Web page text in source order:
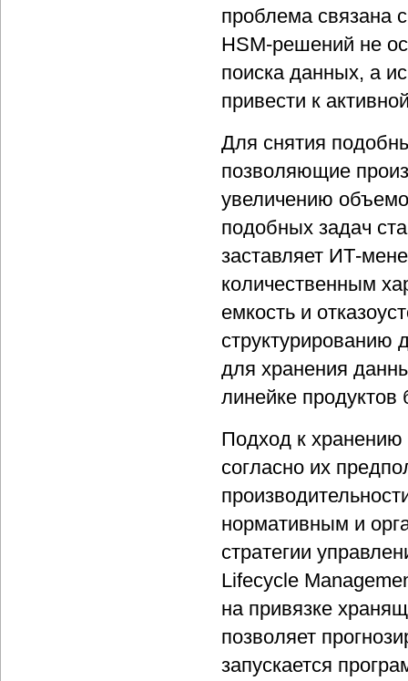
проблема связана
HSM-решений не
поиска данных, а
привести к
Для снятия
позволяющие
увеличению
подобных задач
заставляет ИТ-
количественным
емкость и
для хранения
линейке
Подход к
согласно их
нормативным и
стратегии
Lifecycle
на привязке
позволяет
запускается